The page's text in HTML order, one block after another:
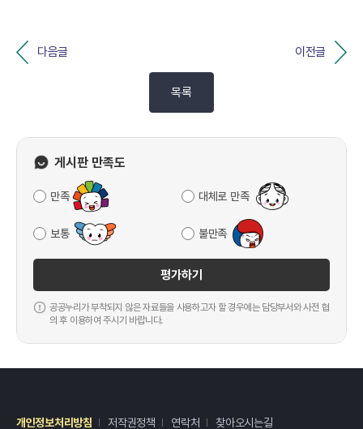
다음글 이전글
목록
게시판 만족도
만족 대체로 만족
보통 불만족
평가하기
공공누리가 부착되지 않은 자료들을 사용하고자 할 경우에는 담당부서와 사전 협
의 후 이용하여 주시기 바랍니다.
개인정보처리방침 저작권정책 연락처 찾아오시는길